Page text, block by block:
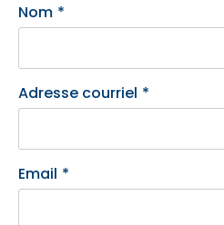
Nom *
Adresse courriel *
Email *